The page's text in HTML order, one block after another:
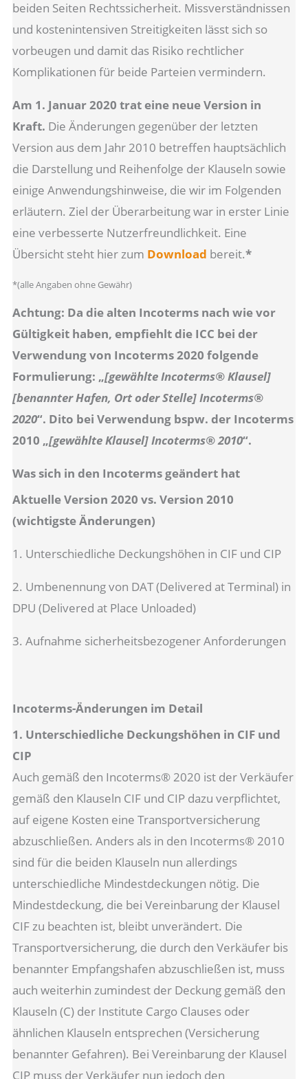
beiden Seiten Rechtssicherheit. Missverständnissen
und kostenintensiven Streitigkeiten lässt sich so
vorbeugen und damit das Risiko rechtlicher
Komplikationen für beide Parteien vermindern.
Am 1. Januar 2020 trat eine neue Version in
Kraft. Die Änderungen gegenüber der letzten
Version aus dem Jahr 2010 betreffen hauptsächlich
die Darstellung und Reihenfolge der Klauseln sowie
einige Anwendungshinweise, die wir im Folgenden
erläutern. Ziel der Überarbeitung war in erster Linie
eine verbesserte Nutzerfreundlichkeit. Eine
Übersicht steht hier zum Download bereit.*
*(alle Angaben ohne Gewähr)
Achtung: Da die alten Incoterms nach wie vor
Gültigkeit haben, empfiehlt die ICC bei der
Verwendung von Incoterms 2020 folgende
Formulierung: „[gewählte Incoterms® Klausel]
[benannter Hafen, Ort oder Stelle] Incoterms®
2020“. Dito bei Verwendung bspw. der Incoterms
2010 „[gewählte Klausel] Incoterms® 2010“.
Was sich in den Incoterms geändert hat
Aktuelle Version 2020 vs. Version 2010
(wichtigste Änderungen)
1. Unterschiedliche Deckungshöhen in CIF und CIP
2. Umbenennung von DAT (Delivered at Terminal) in
DPU (Delivered at Place Unloaded)
3. Aufnahme sicherheitsbezogener Anforderungen
Incoterms-Änderungen im Detail
1. Unterschiedliche Deckungshöhen in CIF und
CIP
Auch gemäß den Incoterms® 2020 ist der Verkäufer
gemäß den Klauseln CIF und CIP dazu verpflichtet,
auf eigene Kosten eine Transportversicherung
abzuschließen. Anders als in den Incoterms® 2010
sind für die beiden Klauseln nun allerdings
unterschiedliche Mindestdeckungen nötig. Die
Mindestdeckung, die bei Vereinbarung der Klausel
CIF zu beachten ist, bleibt unverändert. Die
Transportversicherung, die durch den Verkäufer bis
benannter Empfangshafen abzuschließen ist, muss
auch weiterhin zumindest der Deckung gemäß den
Klauseln (C) der Institute Cargo Clauses oder
ähnlichen Klauseln entsprechen (Versicherung
benannter Gefahren). Bei Vereinbarung der Klausel
CIP muss der Verkäufer nun jedoch den